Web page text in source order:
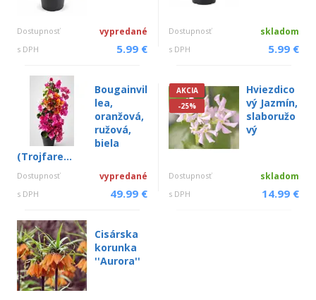
Dostupnosť vypredané
s DPH 5.99 €
Dostupnosť skladom
s DPH 5.99 €
Bougainvil
lea,
oranžová,
ružová,
biela
(Trojfare...
Dostupnosť vypredané
s DPH 49.99 €
AKCIA
-25%
Hviezdico
vý Jazmín,
slaboružo
vý
Dostupnosť skladom
s DPH 14.99 €
Cisárska
korunka
''Aurora''